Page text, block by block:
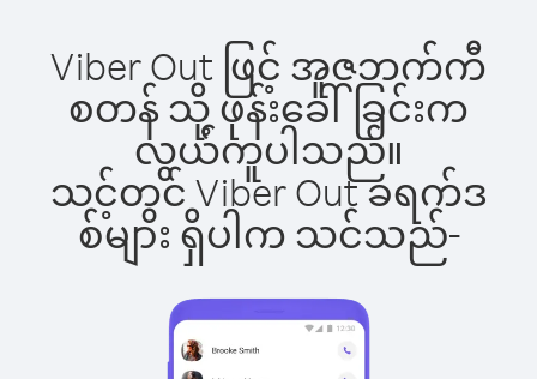
Viber Out ဖြင့် အူဇဘက်ကီ
စတန် သို့ ဖုန်းခေါ်ခြင်းက
လွယ်ကူပါသည်။
သင့်တွင် Viber Out ခရက်ဒ
စ်များ ရှိပါက သင်သည်-